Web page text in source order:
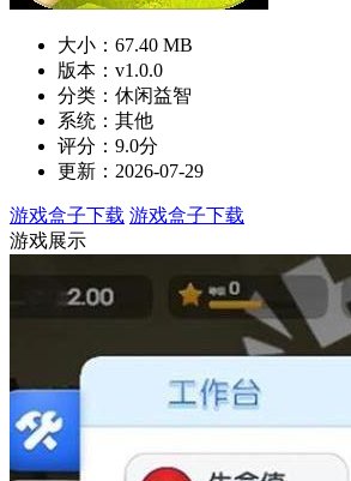
大小：67.40 MB
版本：v1.0.0
分类：休闲益智
系统：其他
评分：9.0分
更新：2026-07-29
游戏盒子下载 游戏盒子下载
游戏展示